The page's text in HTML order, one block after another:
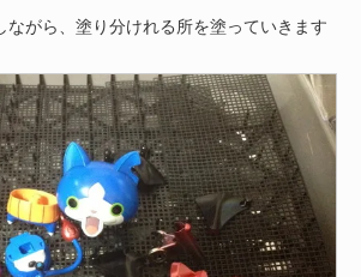
ながら、塗り分けれる所を塗っていきます